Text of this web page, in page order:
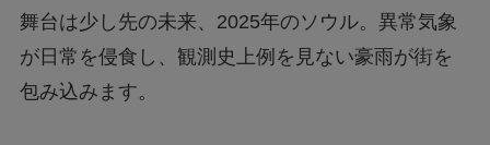
あつもりまとめ
舞台は少し先の未来、2025年のソウル。異常気象
が日常を侵食し、観測史上例を見ない豪雨が街を
包み込みます。